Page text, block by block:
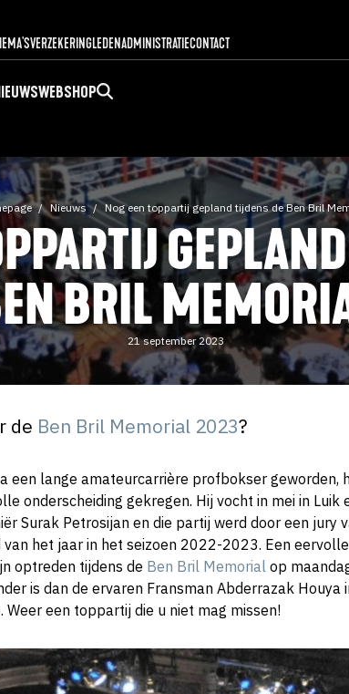
VERZEKERINGLEDENADMINISTRATIECONTACT
WEBSHOP
Nieuws Nog een toppartij gepland tijdens de Ben Bril
BRIL
21 september 2023
de Ben Bril Memorial 2023?
een lange amateurcarrière profbokser geworden,
onderscheiding gekregen. Hij vocht in mei in
Surak Petrosijan en die partij werd door een jury
het jaar in het seizoen 2022-2023. Een
optreden tijdens de Ben Bril Memorialop
is dan de ervaren Fransman Abderrazak
een toppartij die u niet mag missen!